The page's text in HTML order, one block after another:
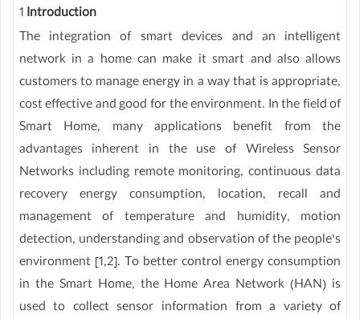
1 Introduction
The integration of smart devices and an intelligent
network in a home can make it smart and also allows
customers to manage energy in a way that is appropriate,
cost effective and good for the environment. In the field of
Smart Home, many applications benefit from the
advantages inherent in the use of Wireless Sensor
Networks including remote monitoring, continuous data
recovery energy consumption, location, recall and
management of temperature and humidity, motion
detection, understanding and observation of the people’s
environment [1,2]. To better control energy consumption
in the Smart Home, the Home Area Network (HAN) is
used to collect sensor information from a variety of